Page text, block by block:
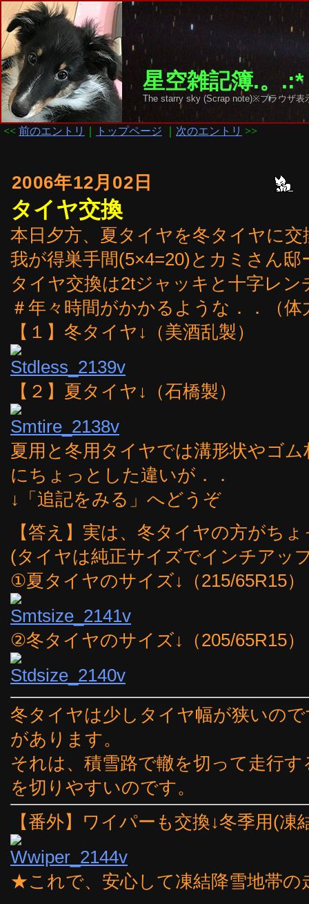
星空雑記簿.。
The starry sky (Scrap note)※ブラウザ
<< 前のエントリ トップページ 次のエントリ >>
2006年12月02日
タイヤ交換
本日夕方、夏タイヤを冬タイヤに交
我が得巣手間(5×4=20)とカミさん邸
タイヤ交換は2tジャッキと十字レン
＃年々時間がかかるような．．（
【１】冬タイヤ↓（美酒乱製）
【２】夏タイヤ↓（石橋製）
夏用と冬用タイヤでは溝形状やゴ
にちょっとした違いが．．
↓「追記をみる」へどうぞ
【答え】実は、冬タイヤの方がち
(タイヤは純正サイズでインチアッ
①夏タイヤのサイズ↓（215/65R15）
②冬タイヤのサイズ↓（205/65R15）
冬タイヤは少しタイヤ幅が狭いの
があります。
それは、積雪路で轍を切って走行
を切りやすいのです。
【番外】ワイパーも交換↓冬季用(
★これで、安心して凍結降雪地帯の